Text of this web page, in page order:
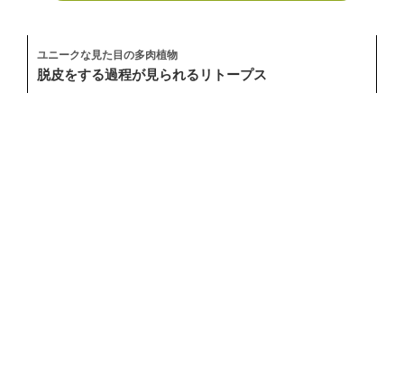
ユニークな見た目の多肉植物
脱皮をする過程が見られるリトープス